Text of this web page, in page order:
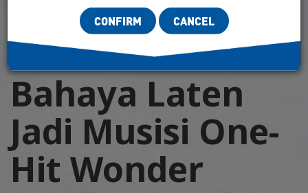
CLASIFIED ARTS|DISCOVER| 17 Agustus 2019
Bahaya Laten
Jadi Musisi One-
Hit Wonder
CONFIRM CANCEL